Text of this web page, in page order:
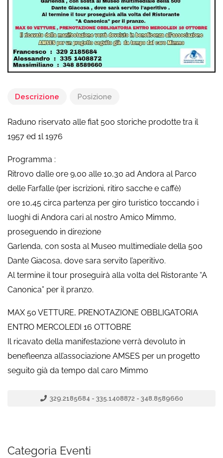
Descrizione Posizione
Raduno riservato alle fiat 500 storiche prodotte tra il
1957 ed 1l 1976
Programma :
Ritrovo dalle ore 9,00 alle 10,30 ad Andora al Parco
delle Farfalle (per iscrizioni, ritiro sacche e caffè)
ore 10,45 circa partenza per giro turistico toccando i
luoghi di Andora cari al nostro Amico Mimmo,
proseguendo in direzione
Garlenda, con sosta al Museo multimediale della 500
Dante Giacosa, dove sara servito l’aperitivo.
Al termine il tour proseguirà alla volta del Ristorante “A
Canonica” per il pranzo.
MAX 50 VETTURE, PRENOTAZIONE OBBLIGATORIA
ENTRO MERCOLEDI 16 OTTOBRE
Il ricavato della manifestazione verrà devoluto in
benefleenza all’associazione AMSES per un progetto
seguito già da tempo dal caro Mimmo
329.2185684 - 335.1408872 - 348.8589660
Categoria Eventi